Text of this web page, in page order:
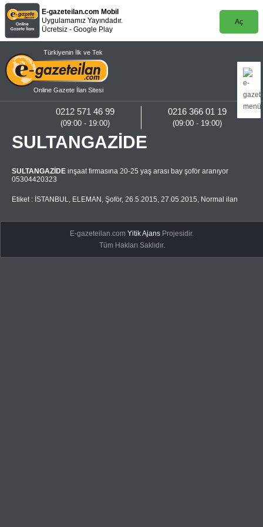
E-gazeteilan.com Mobil
Uygulamamız Yayındadır.
Ücretsiz - Google Play
Aç
Türkiyenin İlk ve Tek
Online Gazete İlan Sitesi
0216 366 01 19
(09:00 - 19:00)
0212 571 46 99
(09:00 - 19:00)
SULTANGAZİDE
SULTANGAZİDE inşaat firmasına 20-25 yaş arası bay şoför aranıyor
05304420323
Etiket : İSTANBUL, ELEMAN , Şoför, 26.5.2015, 27.05.2015, Normal ilan
E-gazeteilan.comYitik Ajans Projesidir.
Tüm Hakları Saklıdır.